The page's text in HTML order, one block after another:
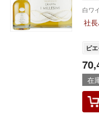
白ワ
社
ピ
在